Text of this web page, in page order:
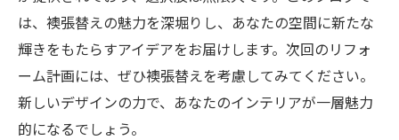
は、襖張替えの魅力を深堀りし、あなたの空間に新たな
輝きをもたらすアイデアをお届けします。次回のリフォ
ーム計画には、ぜひ襖張替えを考慮してみてください。
新しいデザインの力で、あなたのインテリアが一層魅力
的になるでしょう。